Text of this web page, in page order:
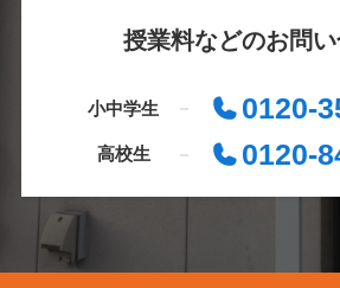
授業料などのお問
小中学生 0120-
高校生 0120-